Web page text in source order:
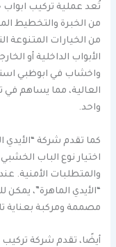
تُعد عملية تركيب
من الخبرة والتخطيط
من الخيارات المتنوعة
الأبواب الداخلية أو
واخشاب في ابوظبي
العالية، مما يساهم في
واحد.
كما تقدم شركة
اختيار نوع الباب
والمتطلبات الأمنية.
“الأيدي الماهرة”، يمكن
مصممة ومركبة بعناية
أيضًا، تقدم شركة